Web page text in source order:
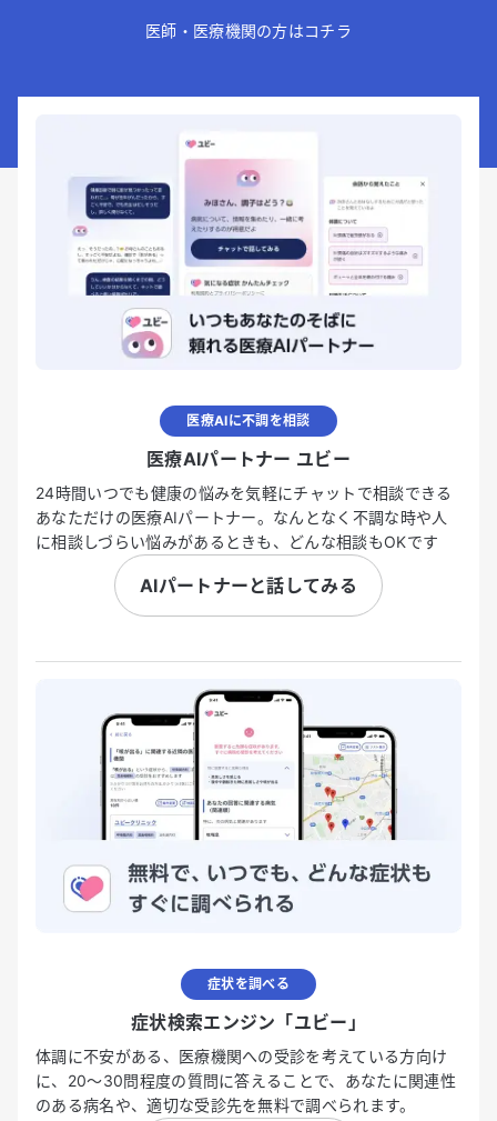
医師・医療機関の方はコチラ
医療AIに不調を相談
医療AIパートナー ユビー
24時間いつでも健康の悩みを気軽にチャットで相談できる
あなただけの医療AIパートナー。なんとなく不調な時や人
に相談しづらい悩みがあるときも、どんな相談もOKです
AIパートナーと話してみる
症状を調べる
症状検索エンジン「ユビー」
体調に不安がある、医療機関への受診を考えている方向け
に、20〜30問程度の質問に答えることで、あなたに関連性
のある病名や、適切な受診先を無料で調べられます。